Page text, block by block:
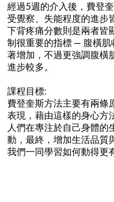
經過5週的介入後，費登
受覺察、失能程度的進步
下背疼痛分數則是兩者皆
制很重要的指標 — 腹橫
著增加，不過更強調腹橫
進步較多。
課程目標:
費登奎斯方法主要有兩條
表現，藉由這樣的身心方
人們在專注於自己身體的
動，最終，增加生活品質
我們一同學習如何動得更